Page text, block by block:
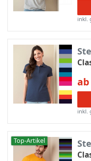
inkl.
ab
inkl.
Top-Artikel